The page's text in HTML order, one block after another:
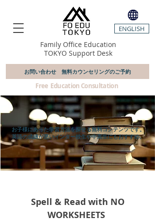
Family Office Education
TOKYO Support Desk
ENGLISH
お問い合わせ 無料カウンセリングのご予約
​ Free Education Consultation
お子様にあった学習方法を探せる無料コンテンツです。
英語の成績が悪いインター校生や中高生にもおすすめ。
Spell & Read with NO
WORKSHEETS